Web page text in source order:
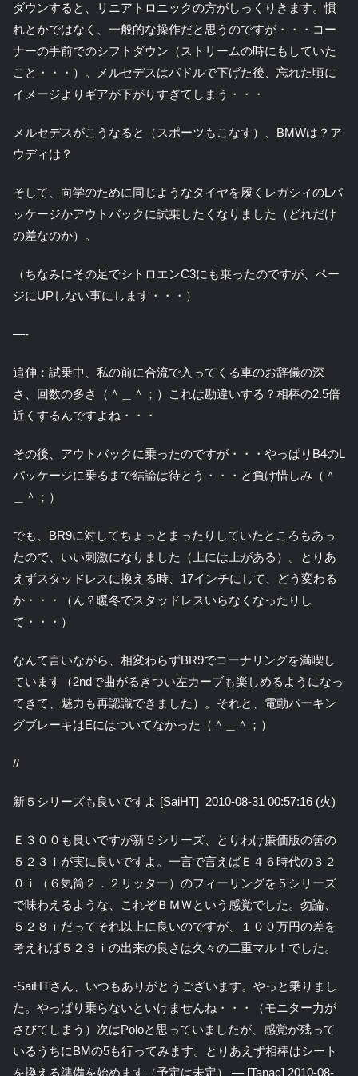
ダウンすると、リニアトロニックの方がしっくりきます。慣
れとかではなく、一般的な操作だと思うのですが・・・コー
ナーの手前でのシフトダウン（ストリームの時にもしていた
こと・・・）。メルセデスはパドルで下げた後、忘れた頃に
イメージよりギアが下がりすぎてしまう・・・
メルセデスがこうなると（スポーツもこなす）、BMWは？ア
ウディは？
そして、向学のために同じようなタイヤを履くレガシィのLパ
ッケージかアウトバックに試乗したくなりました（どれだけ
の差なのか）。
（ちなみにその足でシトロエンC3にも乗ったのですが、ペー
ジにUPしない事にします・・・）
—-
追伸：試乗中、私の前に合流で入ってくる車のお辞儀の深
さ、回数の多さ（＾＿＾；）これは勘違いする？相棒の2.5倍
近くするんですよね・・・
その後、アウトバックに乗ったのですが・・・やっぱりB4のL
パッケージに乗るまで結論は待とう・・・と負け惜しみ（＾
＿＾；）
でも、BR9に対してちょっとまったりしていたところもあっ
たので、いい刺激になりました（上には上がある）。とりあ
えずスタッドレスに換える時、17インチにして、どう変わる
か・・・（ん？暖冬でスタッドレスいらなくなったりし
て・・・）
なんて言いながら、相変わらずBR9でコーナリングを満喫し
ています（2ndで曲がるきつい左カーブも楽しめるようになっ
てきて、魅力も再認識できました）。それと、電動パーキン
グブレーキはEにはついてなかった（＾＿＾；）
//
新５シリーズも良いですよ [SaiHT] 2010-08-31 00:57:16 (火)
Ｅ３００も良いですが新５シリーズ、とりわけ廉価版の筈の
５２３ｉが実に良いですよ。一言で言えばＥ４６時代の３２
０ｉ（６気筒２．２リッター）のフィーリングを５シリーズ
で味わえるような、これぞＢＭＷという感覚でした。勿論、
５２８ｉだってそれ以上に良いのですが、１００万円の差を
考えれば５２３ｉの出来の良さは久々の二重マル！でした。
-SaiHTさん、いつもありがとうございます。やっと乗りまし
た。やっぱり乗らないといけませんね・・・（モニター力が
さびてしまう）次はPoloと思っていましたが、感覚が残って
いるうちにBMの5も行ってみます。とりあえず相棒はシート
を換える準備を始めます（予定は未定） — [Tanac] 2010-08-